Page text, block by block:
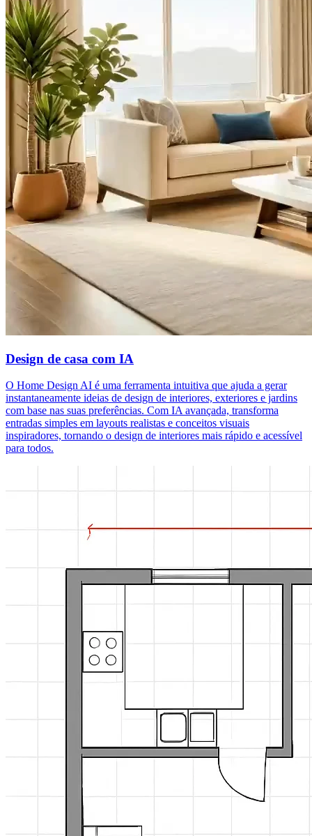
Design de casa com IA
O Home Design AI é uma ferramenta intuitiva que ajuda a gerar
instantaneamente ideias de design de interiores, exteriores e jardins
com base nas suas preferências. Com IA avançada, transforma
entradas simples em layouts realistas e conceitos visuais
inspiradores, tornando o design de interiores mais rápido e acessível
para todos.